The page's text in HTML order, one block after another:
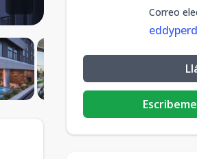
Correo